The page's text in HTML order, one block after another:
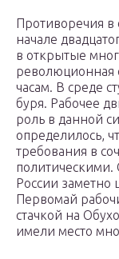
Противоречия в
начале
в открытые
революционная
часам. В среде
буря. Рабочее
роль в данной
определилось,
требования в
политическими.
России заметно
Первомай
стачкой на
имели место